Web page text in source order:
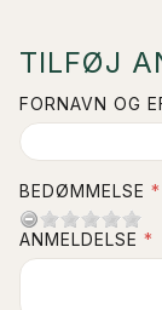
TILFØJ
FORNAVN OG
BEDØMMELSE
ANMELDELSE